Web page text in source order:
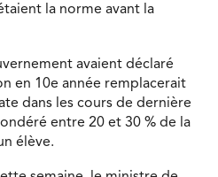
la norme avant la
avaient déclaré
en 10e année remplacerait
dans les cours de dernière
entre 20 et 30 % de la
élève.